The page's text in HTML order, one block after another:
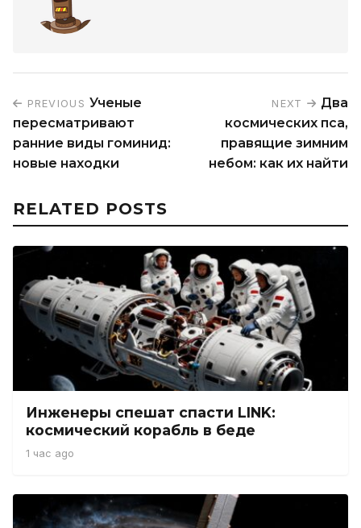
PREVIOUS Ученые
пересматривают
ранние виды гоминид:
новые находки
NEXT
Два
космических пса,
правящие зимним
небом: как их найти
RELATED POSTS
Инженеры спешат спасти LINK:
космический корабль в беде
1 час ago